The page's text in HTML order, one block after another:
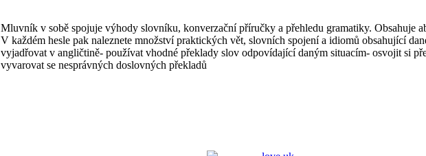
Mluvník v sobě spojuje výhody slovníku, konverzační příručky a přehledu gramatiky. Obsahuje
V každém hesle pak naleznete množství praktických vět, slovních spojení a idiomů obsahující
vyjadřovat v angličtině- používat vhodné překlady slov odpovídající daným situacím- osvojit si
vyvarovat se nesprávných doslovných překladů